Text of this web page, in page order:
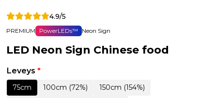
4.9/5
PREMIUM PowerLEDs™ Neon Sign
LED Neon Sign Chinese food
Leveys *
75cm 100cm (72%)
150cm (154%)